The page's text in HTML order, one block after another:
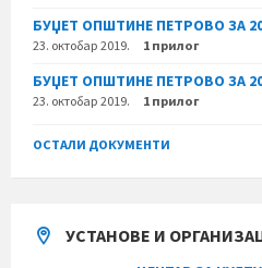
БУЏЕТ ОПШТИНЕ ПЕТРОВО ЗА
23. октобар 2019. 1 прилог
БУЏЕТ ОПШТИНЕ ПЕТРОВО ЗА
23. октобар 2019. 1 прилог
ОСТАЛИ ДОКУМЕНТИ
УСТАНОВЕ И